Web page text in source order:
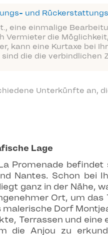
und
eine einmalige
Vermieter die
kann eine Kurtaxe bei
die die verbindlichen
Unterkünfte an,
Lage
Promenade
Nantes. Schon bei
ganz in der Nähe,
Ort, um
malerische Dorf
Terrassen und
die Anjou zu